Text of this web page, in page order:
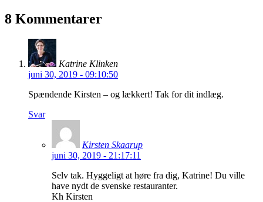
8 Kommentarer
Katrine Klinken
juni 30, 2019 - 09:10:50
Spændende Kirsten – og lækkert! Tak for dit indlæg.
Svar
Kirsten Skaarup
juni 30, 2019 - 21:17:11
Selv tak. Hyggeligt at høre fra dig, Katrine! Du ville
have nydt de svenske restauranter.
Kh Kirsten